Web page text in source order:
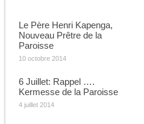
Le Père Henri Kapenga,
Nouveau Prêtre de la
Paroisse
10 octobre 2014
6 Juillet: Rappel ….
Kermesse de la Paroisse
4 juillet 2014